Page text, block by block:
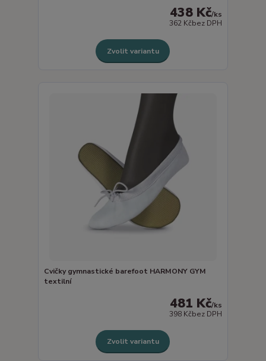
438 Kč/ks
362 Kčbez DPH
Zvolit variantu
Cvičky gymnastické barefoot HARMONY GYM
textilní
481 Kč/ks
398 Kčbez DPH
Zvolit variantu